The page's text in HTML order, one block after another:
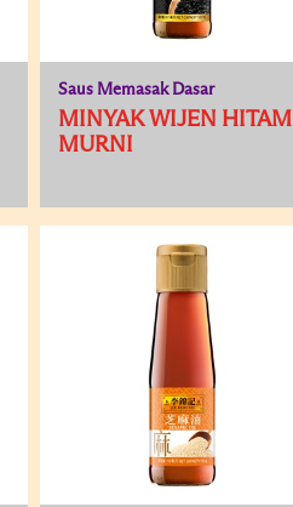
Saus Memasak Dasar
MINYAK WIJEN HITAM
MURNI